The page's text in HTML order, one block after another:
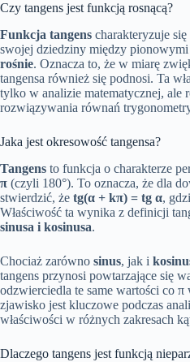
Czy tangens jest funkcją rosnącą?
Funkcja tangens charakteryzuje
swojej dziedziny między pionowymi
rośnie. Oznacza to, że w miarę
tangensa również się podnosi. Ta
tylko w analizie matematycznej, ale
rozwiązywania równań
Jaka jest okresowość tangensa?
Tangens to funkcja o charakterze
π (czyli 180°). To oznacza, że dla
stwierdzić, że tg(α + kπ) = tg α,
Właściwość ta wynika z definicji
sinusa i kosinusa.
Chociaż zarówno sinus, jak i
tangens przynosi powtarzające się
odzwierciedla te same wartości co
zjawisko jest kluczowe podczas
właściwości w różnych zakresach
Dlaczego tangens jest funkcją